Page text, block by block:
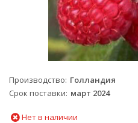
Производство Голландия
Срок поставки март 2024
Нет в наличии